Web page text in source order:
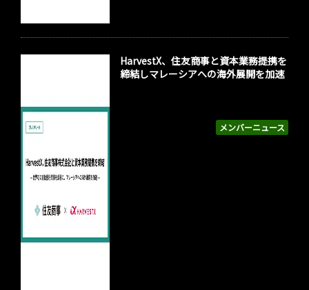
メンバーニュース
HarvestX、住友商事と資本業務提携を
締結しマレーシアへの海外展開を加速